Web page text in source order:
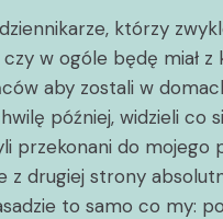
którzy
w ogóle będę
aby zostali w
później, widzieli co
do mojego
drugiej strony
to samo co